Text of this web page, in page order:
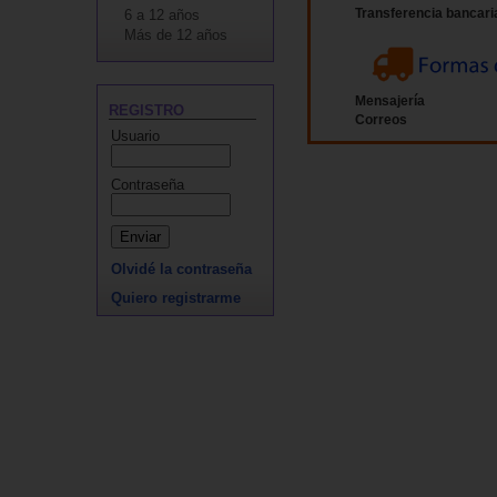
6 a 12 años
Más de 12 años
REGISTRO
Usuario
Contraseña
Olvidé la contraseña
Quiero registrarme
Transferencia
Mensajería
Correos